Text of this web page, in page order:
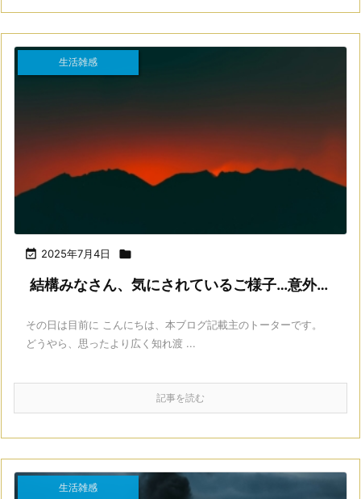
 2025年7月4日 
生活雑感
結構みなさん、気にされているご様子…意外…
その日は目前に こんにちは、本ブログ記載主のトーターです。
どうやら、思ったより広く知れ渡 ...
記事を読む
生活雑感